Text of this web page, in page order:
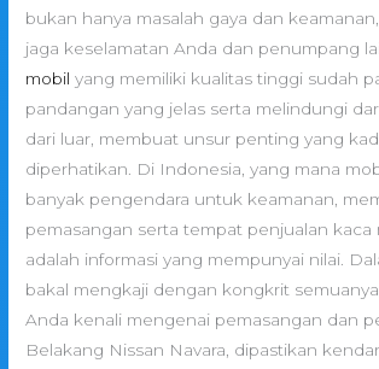
bukan hanya masalah gaya dan
jaga keselamatan Anda dan penumpang
mobil yang memiliki kualitas tinggi sudah
pandangan yang jelas serta melindungi
dari luar, membuat unsur penting yang
diperhatikan. Di Indonesia, yang mana
banyak pengendara untuk keamanan,
pemasangan serta tempat penjualan kaca
adalah informasi yang mempunyai nilai.
bakal mengkaji dengan kongkrit
Anda kenali mengenai pemasangan dan
Belakang Nissan Navara, dipastikan